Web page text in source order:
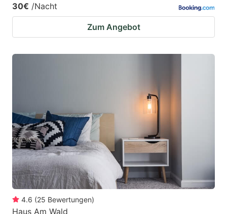
30€ /Nacht
Zum Angebot
4.6 (25 Bewertungen)
Haus Am Wald